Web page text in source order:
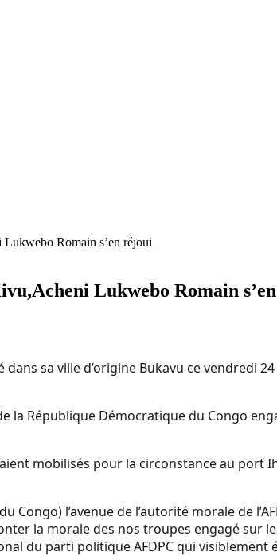
Romain s’en réjoui
Lukwebo Romain
sa ville d’origine Bukavu ce vendredi
la République Démocratique du Congo
mobilisés pour la circonstance au port
Congo) l’avenue de l’autorité morale de
la morale des nos troupes engagé sur
du parti politique AFDPC qui visiblement